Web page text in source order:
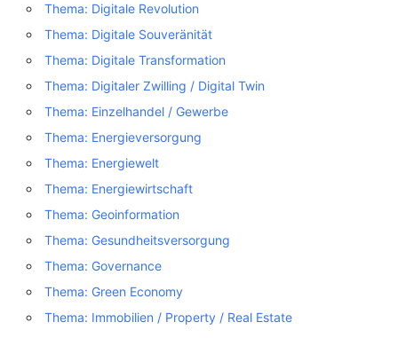
Thema: Digitale Revolution
Thema: Digitale Souveränität
Thema: Digitale Transformation
Thema: Digitaler Zwilling / Digital Twin
Thema: Einzelhandel / Gewerbe
Thema: Energieversorgung
Thema: Energiewelt
Thema: Energiewirtschaft
Thema: Geoinformation
Thema: Gesundheitsversorgung
Thema: Governance
Thema: Green Economy
Thema: Immobilien / Property / Real Estate